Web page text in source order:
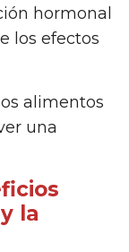
hormonal
los efectos
alimentos
una
la